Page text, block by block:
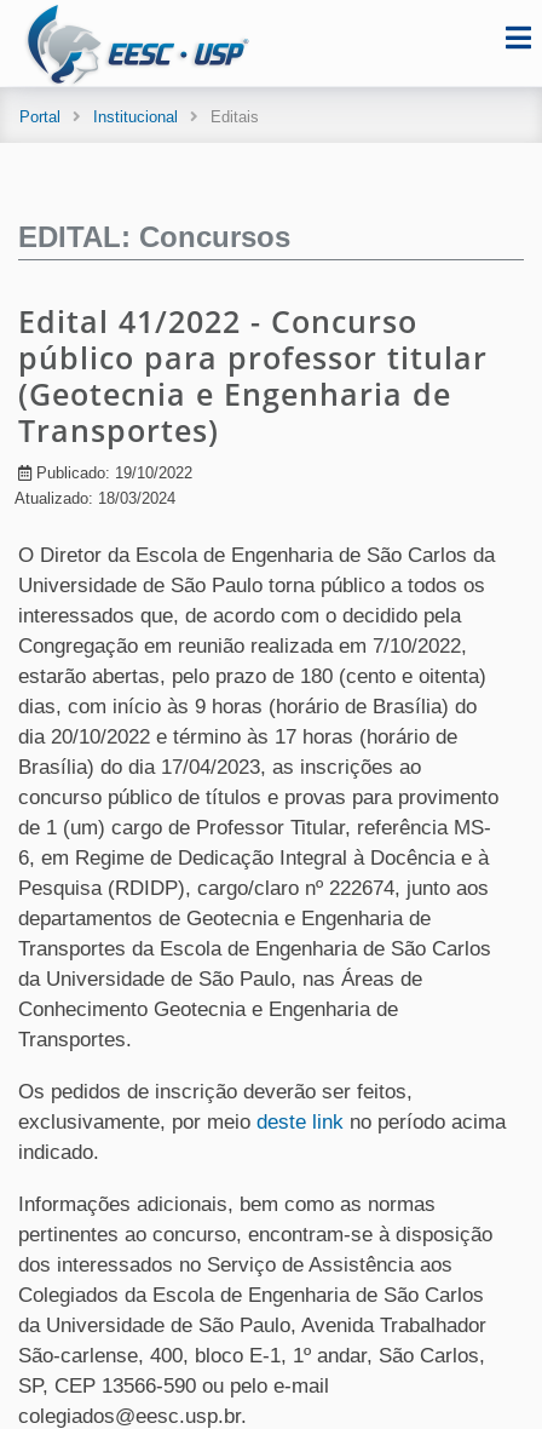
Portal Institucional Editais
EDITAL: Concursos
Edital 41/2022 - Concurso
público para professor titular
(Geotecnia e Engenharia de
Transportes)
Publicado: 19/10/2022
Atualizado: 18/03/2024
O Diretor da Escola de Engenharia de São Carlos da
Universidade de São Paulo torna público a todos os
interessados que, de acordo com o decidido pela
Congregação em reunião realizada em 7/10/2022,
estarão abertas, pelo prazo de 180 (cento e oitenta)
dias, com início às 9 horas (horário de Brasília) do
dia 20/10/2022 e término às 17 horas (horário de
Brasília) do dia 17/04/2023, as inscrições ao
concurso público de títulos e provas para provimento
de 1 (um) cargo de Professor Titular, referência MS-
6, em Regime de Dedicação Integral à Docência e à
Pesquisa (RDIDP), cargo/claro nº 222674, junto aos
departamentos de Geotecnia e Engenharia de
Transportes da Escola de Engenharia de São Carlos
da Universidade de São Paulo, nas Áreas de
Conhecimento Geotecnia e Engenharia de
Transportes.
Os pedidos de inscrição deverão ser feitos,
exclusivamente, por meio deste link no período acima
indicado.
Informações adicionais, bem como as normas
pertinentes ao concurso, encontram-se à disposição
dos interessados no Serviço de Assistência aos
Colegiados da Escola de Engenharia de São Carlos
da Universidade de São Paulo, Avenida Trabalhador
São-carlense, 400, bloco E-1, 1º andar, São Carlos,
SP, CEP 13566-590 ou pelo e-mail
colegiados@eesc.usp.br.